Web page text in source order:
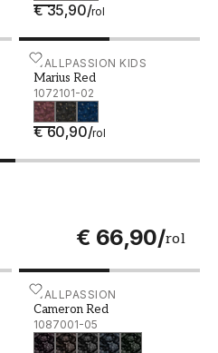
€ 35,90/rol
- 1025101-01
WALLPASSION KIDS
Marius Red
1072101-02
€ 60,90/rol
Marius Red - 1072101-02
€ 66,90/rol
03
WALLPASSION
Cameron Red
1087001-05
Cameron Red - 1087001-